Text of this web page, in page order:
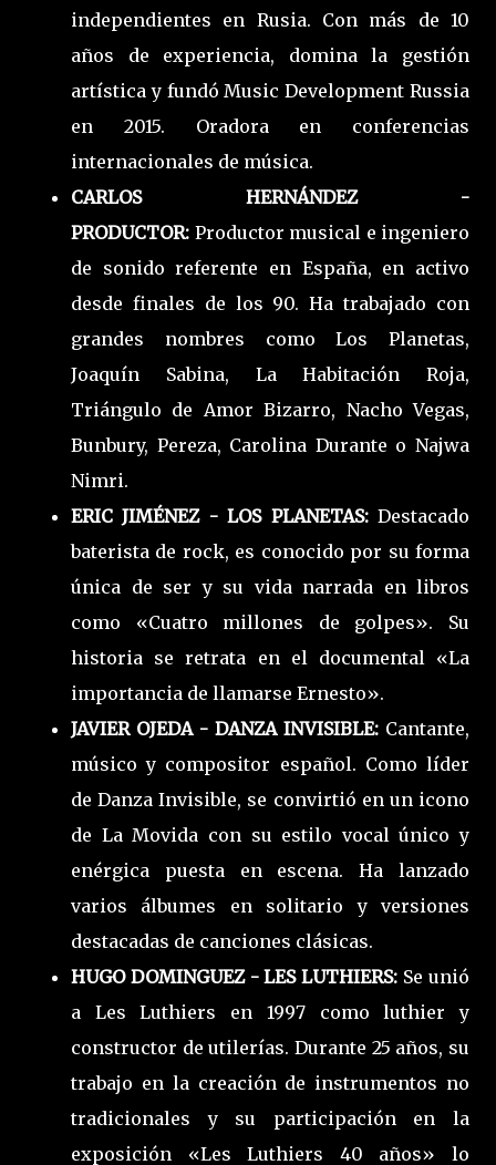
independientes en Rusia. Con más de 10
años de experiencia, domina la gestión
artística y fundó Music Development Russia
en 2015. Oradora en conferencias
internacionales de música.
CARLOS HERNÁNDEZ -
PRODUCTOR: Productor musical e ingeniero
de sonido referente en España, en activo
desde finales de los 90. Ha trabajado con
grandes nombres como Los Planetas,
Joaquín Sabina, La Habitación Roja,
Triángulo de Amor Bizarro, Nacho Vegas,
Bunbury, Pereza, Carolina Durante o Najwa
Nimri.
ERIC JIMÉNEZ - LOS PLANETAS: Destacado
baterista de rock, es conocido por su forma
única de ser y su vida narrada en libros
como «Cuatro millones de golpes». Su
historia se retrata en el documental «La
importancia de llamarse Ernesto».
JAVIER OJEDA - DANZA INVISIBLE: Cantante,
músico y compositor español. Como líder
de Danza Invisible, se convirtió en un icono
de La Movida con su estilo vocal único y
enérgica puesta en escena. Ha lanzado
varios álbumes en solitario y versiones
destacadas de canciones clásicas.
HUGO DOMINGUEZ - LES LUTHIERS: Se unió
a Les Luthiers en 1997 como luthier y
constructor de utilerías. Durante 25 años, su
trabajo en la creación de instrumentos no
tradicionales y su participación en la
exposición «Les Luthiers 40 años» lo